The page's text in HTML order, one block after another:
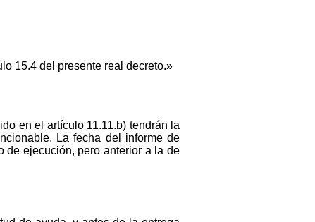
15.4 del presente real decreto.»
en el artículo 11.11.b) tendrán la
La fecha del informe de
de ejecución, pero anterior a la de